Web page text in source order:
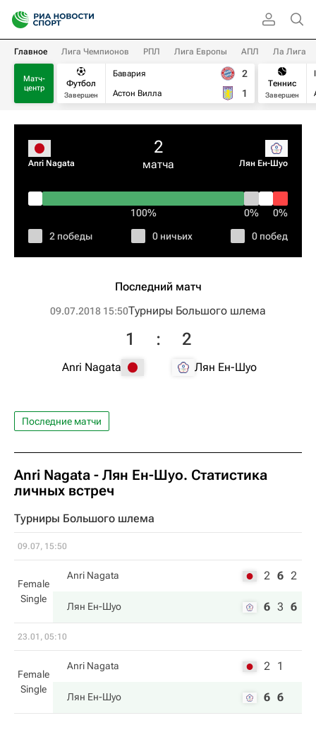
Главное Лига Чемпионов РПЛ Лига Европы АПЛ Ла Лига
Матч-
центр
Футбол
Завершен
Бавария
Астон Вилла
2
1
Теннис
Завершен
Anri Nagata
2
матча Лян Ен-Шуо
100% 0% 0%
2 победы 0 ничьих 0 побед
Последний матч
09.07.2018 15:50Турниры Большого шлема
Anri Nagata
1 : 2
Лян Ен-Шуо
Последние матчи
Anri Nagata - Лян Ен-Шуо. Статистика
личных встреч
Турниры Большого шлема
09.07, 15:50
Female
Single
Anri Nagata 2 6 2
Лян Ен-Шуо 6 3 6
23.01, 05:10
Female
Single
Anri Nagata 2 1
Лян Ен-Шуо 6 6